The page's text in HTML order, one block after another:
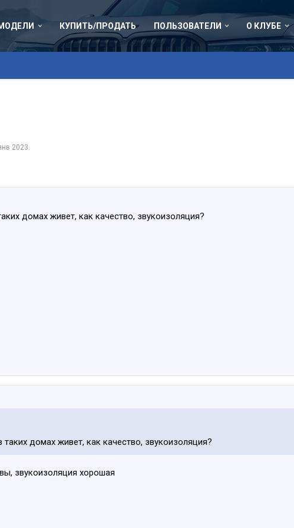
КУПИТЬ/ПРОДАТЬ ПОЛЬЗОВАТЕЛИ О КЛУБЕ
2023.
домах живет, как качество, звукоизоляция?
домах живет, как качество, звукоизоляция?
звукоизоляция хорошая